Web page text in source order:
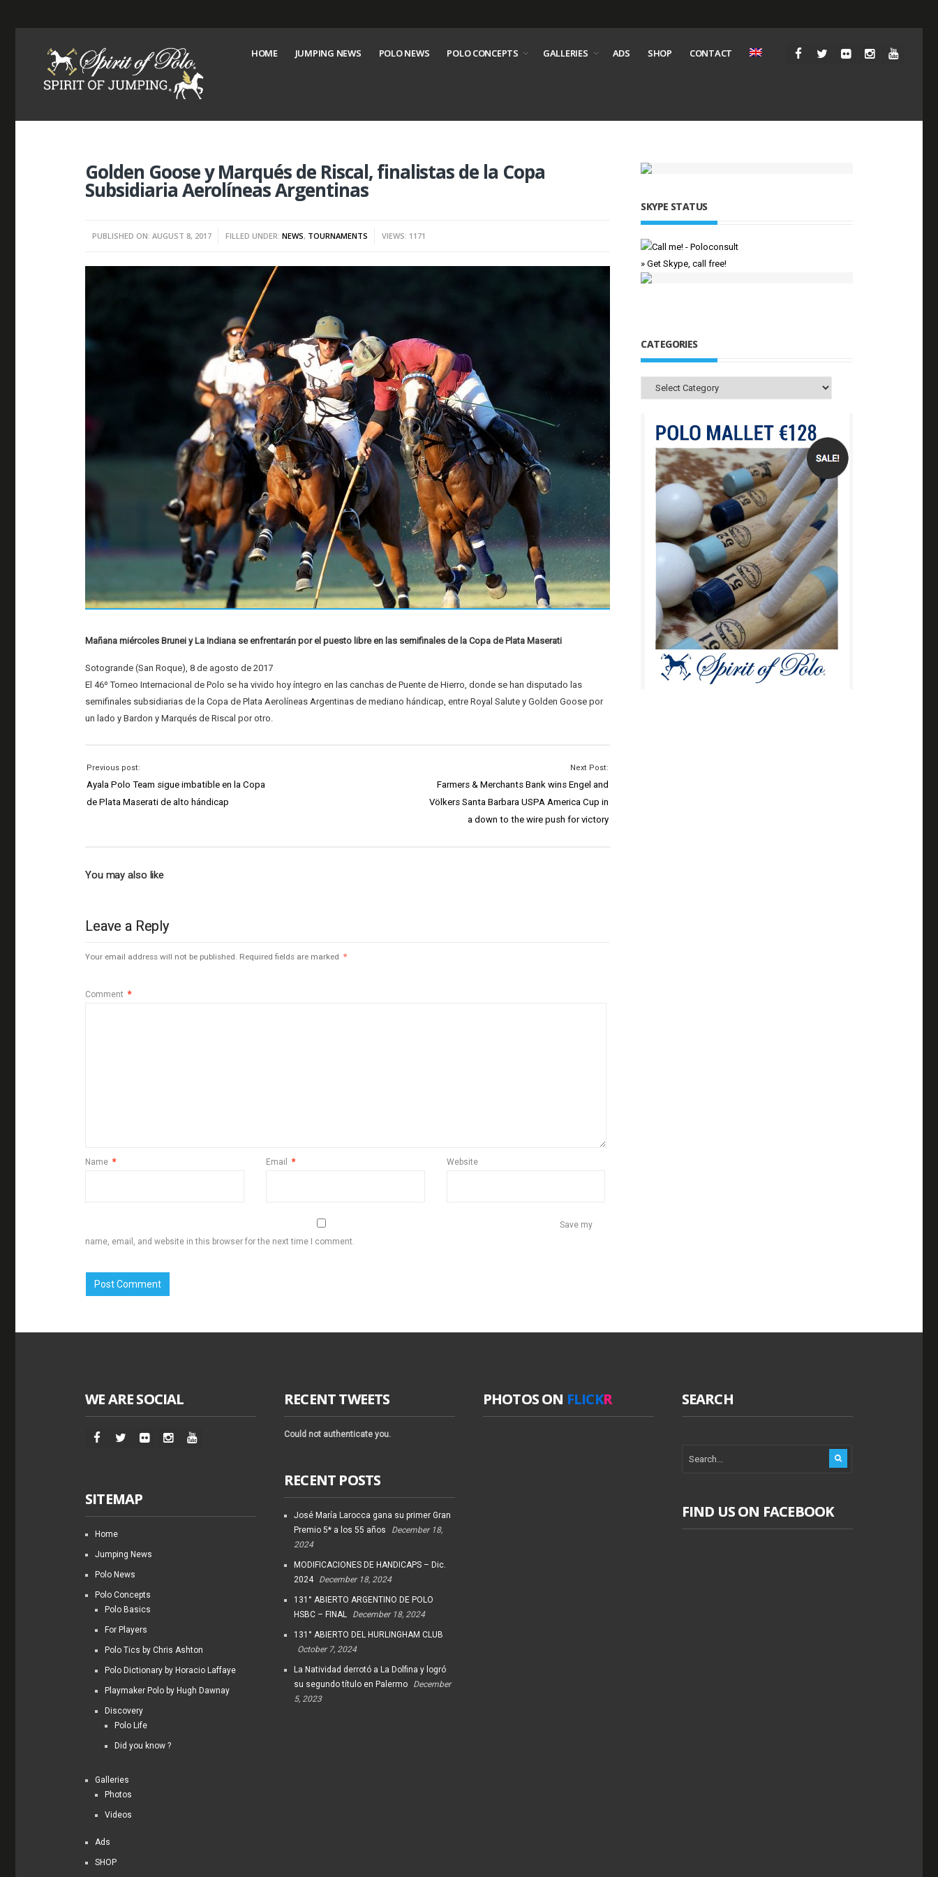
HOME JUMPING NEWS POLO NEWS POLO CONCEPTS GALLERIES ADS SHOP CONTACT
Golden Goose y Marqués de Riscal, finalistas de la Copa
Subsidiaria Aerolíneas Argentinas
PUBLISHED ON: AUGUST 8, 2017 FILLED UNDER:NEWS, TOURNAMENTS VIEWS: 1171
Mañana miércoles Brunei y La Indiana se enfrentarán por el puesto libre en las semifinales de la Copa de Plata Maserati
Sotogrande (San Roque), 8 de agosto de 2017
El 46º Torneo Internacional de Polo se ha vivido hoy íntegro en las canchas de Puente de Hierro, donde se han disputado las
semifinales subsidiarias de la Copa de Plata Aerolíneas Argentinas de mediano hándicap, entre Royal Salute y Golden Goose por
un lado y Bardon y Marqués de Riscal por otro.
Previous post:
Ayala Polo Team sigue imbatible en la Copa
de Plata Maserati de alto hándicap
Next Post:
Farmers & Merchants Bank wins Engel and
Völkers Santa Barbara USPA America Cup in
a down to the wire push for victory
You may also like
Leave a Reply
Your email address will not be published. Required fields are marked *
Comment *
Name * Email * Website
Save my
name, email, and website in this browser for the next time I comment.
SKYPE STATUS
» Get Skype, call free!
CATEGORIES
Categories
WE ARE SOCIAL
SITEMAP
Home
Jumping News
Polo News
Polo Concepts
Polo Basics
For Players
Polo Tics by Chris Ashton
Polo Dictionary by Horacio Laffaye
Playmaker Polo by Hugh Dawnay
Discovery
Polo Life
Did you know ?
Galleries
Photos
Videos
Ads
SHOP
RECENT TWEETS
Could not authenticate you.
RECENT POSTS
José María Larocca gana su primer Gran
Premio 5* a los 55 años
December 18,
2024
MODIFICACIONES DE HANDICAPS – Dic.
2024
December 18, 2024
131° ABIERTO ARGENTINO DE POLO
HSBC – FINAL
December 18, 2024
131° ABIERTO DEL HURLINGHAM CLUB
October 7, 2024
La Natividad derrotó a La Dolfina y logró
su segundo título en Palermo
December
5, 2023
PHOTOS ON FLICKR SEARCH
FIND US ON FACEBOOK